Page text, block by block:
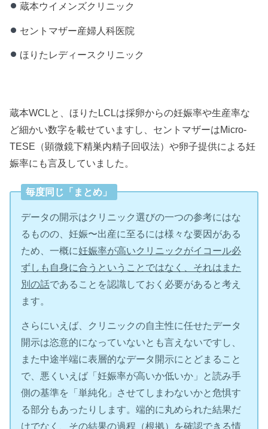
蔵本ウイメンズクリニック
セントマザー産婦人科医院
ほりたレディースクリニック
蔵本WCLと、ほりたLCLは採卵からの妊娠率や生産率な
ど細かい数字を載せていますし、セントマザーはMicro-
TESE（顕微鏡下精巣内精子回収法）や卵子提供による妊
娠率にも言及していました。
毎度同じ「まとめ」
データの開示はクリニック選びの一つの参考にはな
るものの、妊娠〜出産に至るには様々な要因がある
ため、一概に妊娠率が高いクリニックがイコール必
ずしも自身に合うということではなく、それはまた
別の話であることを認識しておく必要があると考え
ます。
さらにいえば、クリニックの自主性に任せたデータ
開示は恣意的になっていないとも言えないですし、
また中途半端に表層的なデータ開示にとどまること
で、悪くいえば「妊娠率が高いか低いか」と読み手
側の基準を「単純化」させてしまわないかと危惧す
る部分もあったりします。端的に丸められた結果だ
けでなく、その結果の過程（根拠）を確認できる情